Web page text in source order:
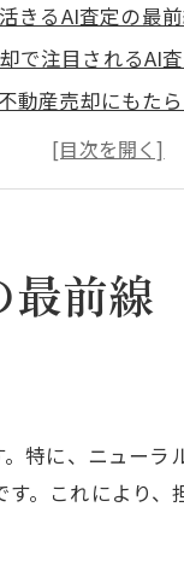
きるAI査定の最
で注目されるAI
動産売却にもた
却でAI査定が選ば
動産売却の手間
トワークが支え
に強いニューラ
で見逃せないAI
前線
特に、ニュー
。これにより